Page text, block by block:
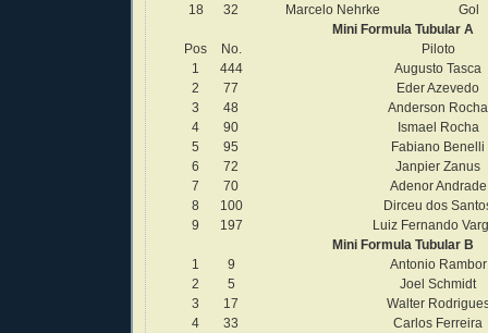
18
32 Marcelo Nehrke
Gol
Mini Formula Tubular A
Pos
No.
Piloto
1
444
Augusto Tasca
2
77
Eder Azevedo
3
48
Anderson Rocha
4
90
Ismael Rocha
5
95
Fabiano Benelli
6
72
Janpier Zanus
7
70
Adenor Andrade
8
100
Dirceu dos
9
197
Luiz Fernando
Mini Formula Tubular B
1
9
Antonio Rambor
2
5
Joel Schmidt
3
17
Walter
4
33
Carlos Ferreira